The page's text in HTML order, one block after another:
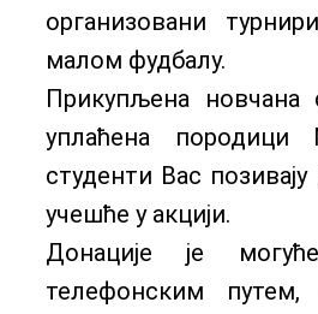
организовани
малом фудбалу.
Прикупљена новчана
уплаћена породици
студенти Вас
учешће у акцији.
Донације је
телефонским